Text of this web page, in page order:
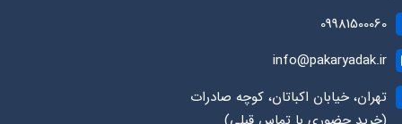
09981500060
info@pakaryadak.ir
تهران، خیابان اکباتان، کوچه صادرات